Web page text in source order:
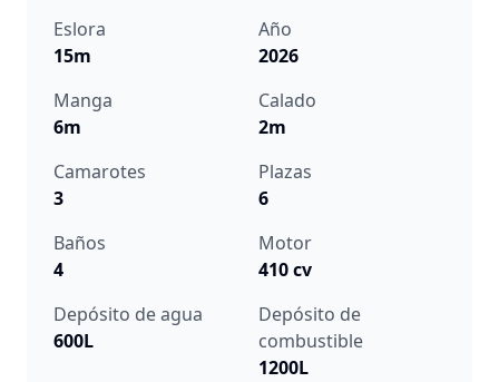
Eslora
15m
Año
2026
Manga
6m
Calado
2m
Camarotes
3
Plazas
6
Baños
4
Motor
410 cv
Depósito de agua
600L
Depósito de
combustible
1200L